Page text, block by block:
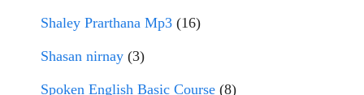
Shaley Prarthana Mp3 (16)
Shasan nirnay (3)
Spoken English Basic Course (8)